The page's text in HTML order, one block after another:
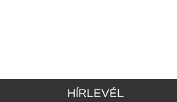
HÍRLEVÉL